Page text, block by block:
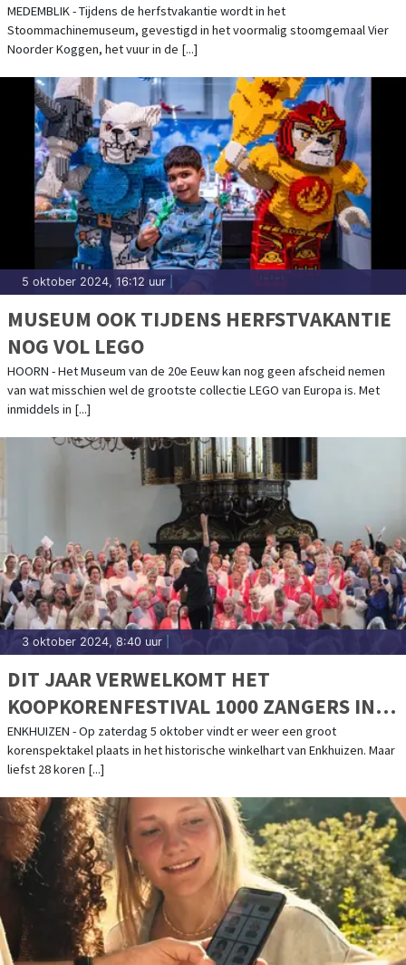
MEDEMBLIK - Tijdens de herfstvakantie wordt in het
Stoommachinemuseum, gevestigd in het voormalig stoomgemaal Vier
Noorder Koggen, het vuur in de [...]
5 oktober 2024, 16:12 uur
MUSEUM OOK TIJDENS HERFSTVAKANTIE
NOG VOL LEGO
HOORN - Het Museum van de 20e Eeuw kan nog geen afscheid nemen
van wat misschien wel de grootste collectie LEGO van Europa is. Met
inmiddels in [...]
3 oktober 2024, 8:40 uur
DIT JAAR VERWELKOMT HET
KOOPKORENFESTIVAL 1000 ZANGERS IN
ENKHUIZEN
ENKHUIZEN - Op zaterdag 5 oktober vindt er weer een groot
korenspektakel plaats in het historische winkelhart van Enkhuizen. Maar
liefst 28 koren [...]